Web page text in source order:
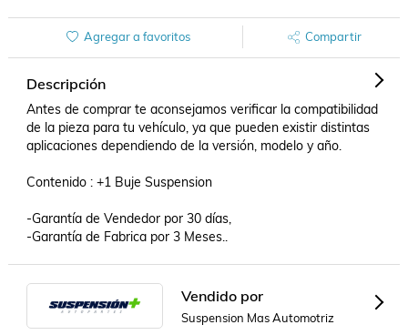
Agregar a favoritos Compartir
Descripción
Antes de comprar te aconsejamos verificar la compatibilidad
de la pieza para tu vehículo, ya que pueden existir distintas
aplicaciones dependiendo de la versión, modelo y año.
Contenido : +1 Buje Suspension
-Garantía de Vendedor por 30 días,
-Garantía de Fabrica por 3 Meses..
Vendido por
Suspension Mas Automotriz